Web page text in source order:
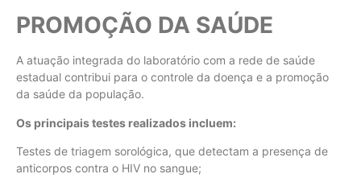
PROMOÇÃO DA SAÚDE
A atuação integrada do laboratório com a rede de saúde
estadual contribui para o controle da doença e a promoção
da saúde da população.
Os principais testes realizados incluem:
Testes de triagem sorológica, que detectam a presença de
anticorpos contra o HIV no sangue;